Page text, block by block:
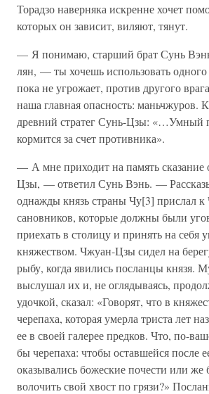
Торадзо наверняка искренне хочет
которых он зависит, виляют, тянут.
— Я понимаю, старший брат Сунь
лян, — ты хочешь использовать одного
пока не угрожает, против другого
наша главная опасность: маньчжуров.
древний стратег Сунь-Цзы: «…Умный
кормится за счет противника».
— А мне приходит на память сказание
Цзы, — ответил Сунь Вэнь. —
однажды князь страны Чу[3] прислал
сановников, которые должны были
приехать в столицу и принять на себя
княжеством. Чжуан-Цзы сидел на
рыбу, когда явились посланцы князя.
выслушал их и, не оглядываясь,
удочкой, сказал: «Говорят, что в
черепаха, которая умерла триста лет
ее в своей галерее предков. Что, по-
бы черепаха: чтобы оставшейся после
оказывались божеские почести или
волочить свой хвост по грязи?»